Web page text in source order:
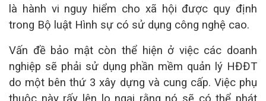
là hành vi nguy hiểm cho xã hội được quy định
trong Bộ luật Hình sự có sử dụng công nghệ cao.
Vấn đề bảo mật còn thể hiện ở việc các doanh
nghiệp sẽ phải sử dụng phần mềm quản lý HĐĐT
do một bên thứ 3 xây dựng và cung cấp. Việc phụ